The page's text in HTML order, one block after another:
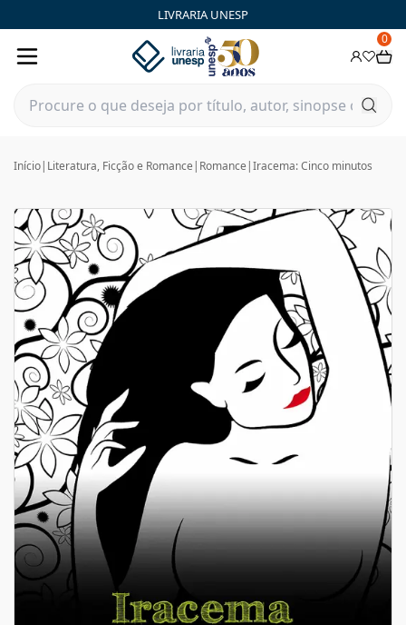
LIVRARIA UNESP
0
Início| Literatura, Ficção e Romance | Romance |Iracema: Cinco minutos